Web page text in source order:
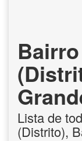
Lista de
(Distrito),